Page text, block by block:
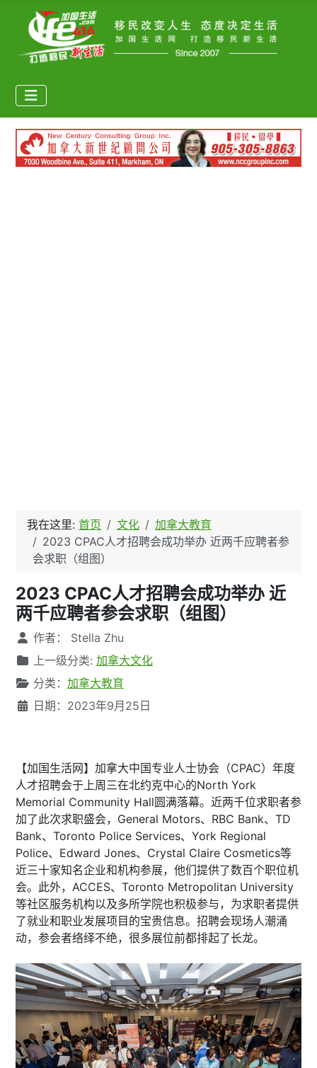
我在这里: 首页 文化
加拿大教育
2023 CPAC人才招聘会成功举办 近两千应聘者参
会求职（组图）
2023 CPAC人才招聘会成功举办 近
两千应聘者参会求职（组图）
文章信息
作者： Stella Zhu
上一级分类: 加拿大文化
分类： 加拿大教育
日期：2023年9月25日
【加国生活网】加拿大中国专业人士协会（CPAC）年度
人才招聘会于上周三在北约克中心的North York
Memorial Community Hall圆满落幕。近两千位求职者参
加了此次求职盛会，General Motors、RBC Bank、TD
Bank、Toronto Police Services、York Regional
Police、Edward Jones、Crystal Claire Cosmetics等
近三十家知名企业和机构参展，他们提供了数百个职位机
会。此外，ACCES、Toronto Metropolitan University
等社区服务机构以及多所学院也积极参与，为求职者提供
了就业和职业发展项目的宝贵信息。招聘会现场人潮涌
动，参会者络绎不绝，很多展位前都排起了长龙。